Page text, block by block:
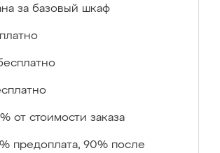
за базовый шкаф
от стоимости заказа
предоплата, 90% после